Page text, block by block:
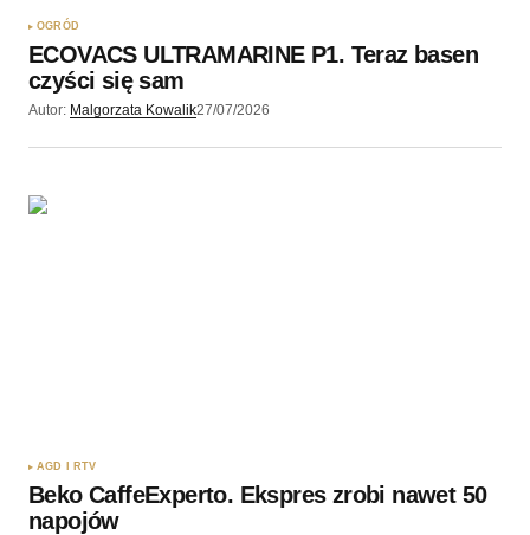
OGRÓD
ECOVACS ULTRAMARINE P1. Teraz basen
czyści się sam
Autor: Malgorzata Kowalik27/07/2026
AGD I RTV
Beko CaffeExperto. Ekspres zrobi nawet 50
napojów